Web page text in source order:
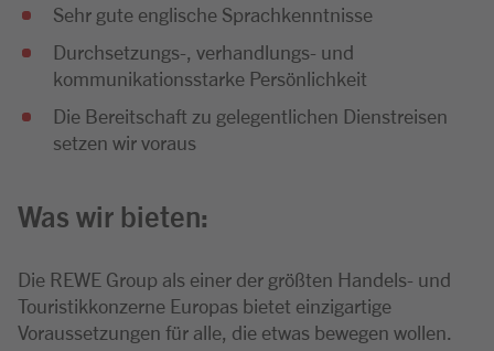
Sehr gute englische Sprachkenntnisse
Durchsetzungs-, verhandlungs- und
kommunikationsstarke Persönlichkeit
Die Bereitschaft zu gelegentlichen Dienstreisen
setzen wir voraus
Was wir bieten:
Die REWE Group als einer der größten Handels- und
Touristikkonzerne Europas bietet einzigartige
Voraussetzungen für alle, die etwas bewegen wollen.